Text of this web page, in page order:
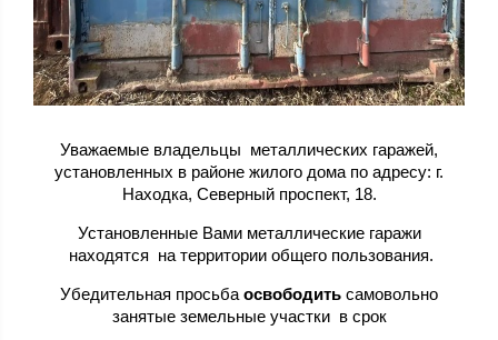
Уважаемые владельцы металлических гаражей,
установленных в районе жилого дома по адресу: г.
Находка, Северный проспект, 18.
Установленные Вами металлические гаражи
находятся на территории общего пользования.
Убедительная просьба освободить самовольно
занятые земельные участки в срок